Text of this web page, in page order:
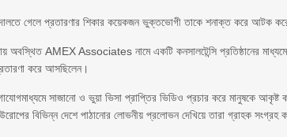
গেলে প্রতারণার শিকার কয়েকজন ভুক্তভোগী তাকে শনাক্ত করে আটক
অবস্থিত AMEX Associates নামে একটি কনসালটেন্সি প্রতিষ্ঠানের
করে আসছিলেন।
সাজানো ও ভুয়া ভিসা প্রাপ্তির ভিডিও প্রচার করে মানুষকে
বিভিন্ন দেশে পাঠানোর লোভনীয় প্রলোভন দেখিয়ে তারা গ্রাহক সংগ্রহ